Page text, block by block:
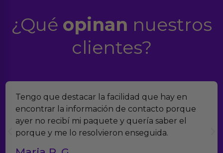
¿Qué opinan nuestros
clientes?
Encontramos Erotiks a través de Google y la
verdad es que nos han sorprendido. Tienen
muchísimos productos y han sido super atentos
con el seguimiento del pedido.